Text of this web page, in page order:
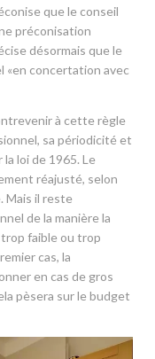
que le conseil
préconisation
désormais que le
«en concertation avec
à cette règle
sa périodicité et
loi de 1965. Le
réajusté, selon
Mais il reste
de la manière la
faible ou trop
cas, la
en cas de gros
pèsera sur le budget